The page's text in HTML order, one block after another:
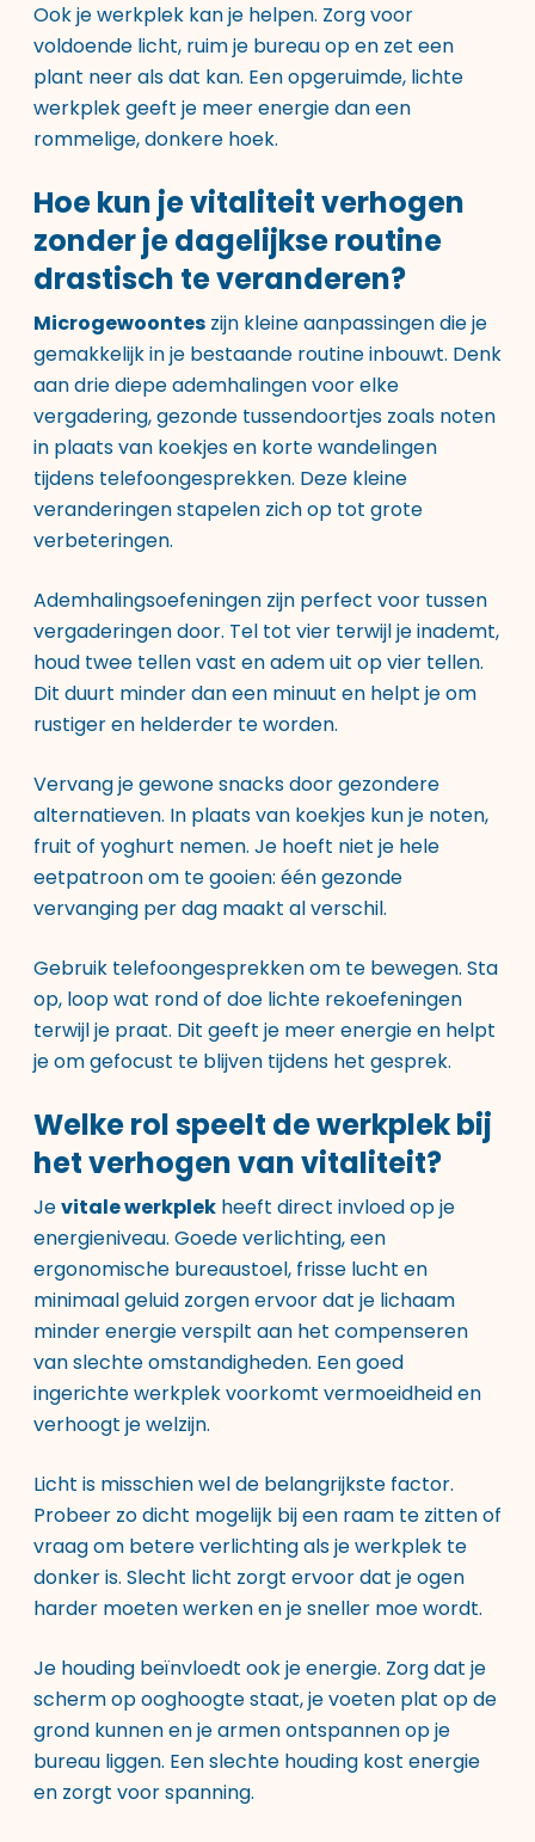
Ook je werkplek kan je helpen. Zorg voor
voldoende licht, ruim je bureau op en zet een
plant neer als dat kan. Een opgeruimde, lichte
werkplek geeft je meer energie dan een
rommelige, donkere hoek.
Hoe kun je vitaliteit verhogen
zonder je dagelijkse routine
drastisch te veranderen?
Microgewoontes zijn kleine aanpassingen die je
gemakkelijk in je bestaande routine inbouwt. Denk
aan drie diepe ademhalingen voor elke
vergadering, gezonde tussendoortjes zoals noten
in plaats van koekjes en korte wandelingen
tijdens telefoongesprekken. Deze kleine
veranderingen stapelen zich op tot grote
verbeteringen.
Ademhalingsoefeningen zijn perfect voor tussen
vergaderingen door. Tel tot vier terwijl je inademt,
houd twee tellen vast en adem uit op vier tellen.
Dit duurt minder dan een minuut en helpt je om
rustiger en helderder te worden.
Vervang je gewone snacks door gezondere
alternatieven. In plaats van koekjes kun je noten,
fruit of yoghurt nemen. Je hoeft niet je hele
eetpatroon om te gooien: één gezonde
vervanging per dag maakt al verschil.
Gebruik telefoongesprekken om te bewegen. Sta
op, loop wat rond of doe lichte rekoefeningen
terwijl je praat. Dit geeft je meer energie en helpt
je om gefocust te blijven tijdens het gesprek.
Welke rol speelt de werkplek bij
het verhogen van vitaliteit?
Jevitale werkplek heeft direct invloed op je
energieniveau. Goede verlichting, een
ergonomische bureaustoel, frisse lucht en
minimaal geluid zorgen ervoor dat je lichaam
minder energie verspilt aan het compenseren
van slechte omstandigheden. Een goed
ingerichte werkplek voorkomt vermoeidheid en
verhoogt je welzijn.
Licht is misschien wel de belangrijkste factor.
Probeer zo dicht mogelijk bij een raam te zitten of
vraag om betere verlichting als je werkplek te
donker is. Slecht licht zorgt ervoor dat je ogen
harder moeten werken en je sneller moe wordt.
Je houding beïnvloedt ook je energie. Zorg dat je
scherm op ooghoogte staat, je voeten plat op de
grond kunnen en je armen ontspannen op je
bureau liggen. Een slechte houding kost energie
en zorgt voor spanning.